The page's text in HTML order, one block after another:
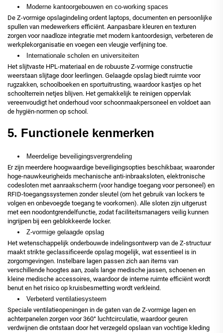
Moderne kantoorgebouwen en co-working spaces
De Z-vormige opslagindeling ordent laptops, documenten en persoonlijke
spullen van medewerkers efficiënt. Aanpasbare kleuren en texturen
zorgen voor naadloze integratie met modern kantoordesign, verbeteren de
werkplekorganisatie en voegen een vleugje verfijning toe.
Internationale scholen en universiteiten
Het slijtvaste HPL-materiaal en de robuuste Z-vormige constructie
weerstaan slijtage door leerlingen. Gelaagde opslag biedt ruimte voor
rugzakken, schoolboeken en sportuitrusting, waardoor kastjes op het
schoolterrein netjes blijven. Het gemakkelijk te reinigen oppervlak
vereenvoudigt het onderhoud voor schoonmaakpersoneel en voldoet aan
de hygiën-normen op school.
5. Functionele kenmerken
Meerdelige beveiligingsvergrendeling
Er zijn meerdere hoogwaardige beveiligingsopties beschikbaar, waaronder
hoge-nauwkeurigheids mechanische anti-inbraaksloten, elektronische
codesloten met aanraakscherm (voor handige toegang voor personeel) en
RFID-toegangssystemen zonder sleutel (om het gebruik van lockers te
volgen en onbevoegde toegang te voorkomen). Alle sloten zijn uitgerust
met een noodontgrendelfunctie, zodat faciliteitsmanagers veilig kunnen
ingrijpen bij een geblokkeerde locker.
Z-vormige gelaagde opslag
Het wetenschappelijk onderbouwde indelingsontwerp van de Z-structuur
maakt strikte geclassificeerde opslag mogelijk, wat essentieel is in
zorgomgevingen. Instelbare lagen passen zich aan items van
verschillende hoogtes aan, zoals lange medische jassen, schoenen en
kleine medische accessoires, waardoor de interne ruimte efficiënt wordt
benut en het risico op kruisbesmetting wordt verkleind.
Verbeterd ventilatiesysteem
Speciale ventilatieopeningen in de gaten van de Z-vormige lagen en
achterpanelen zorgen voor 360° luchtcirculatie, waardoor geuren
verdwijnen die ontstaan door het verzegeld opslaan van vochtige kleding